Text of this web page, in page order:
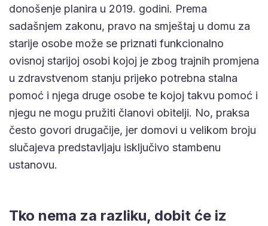
donošenje planira u 2019. godini. Prema
sadašnjem zakonu, pravo na smještaj u domu za
starije osobe može se priznati funkcionalno
ovisnoj starijoj osobi kojoj je zbog trajnih promjena
u zdravstvenom stanju prijeko potrebna stalna
pomoć i njega druge osobe te kojoj takvu pomoć i
njegu ne mogu pružiti članovi obitelji. No, praksa
često govori drugačije, jer domovi u velikom broju
slučajeva predstavljaju isključivo stambenu
ustanovu.
Tko nema za razliku, dobit će iz